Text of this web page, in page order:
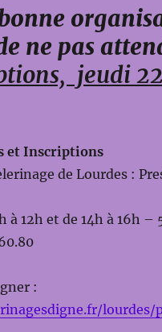
ne pas
jeudi
et Inscriptions
de Lourdes :
à 12h et de 14h à 16h
:
lourdes/